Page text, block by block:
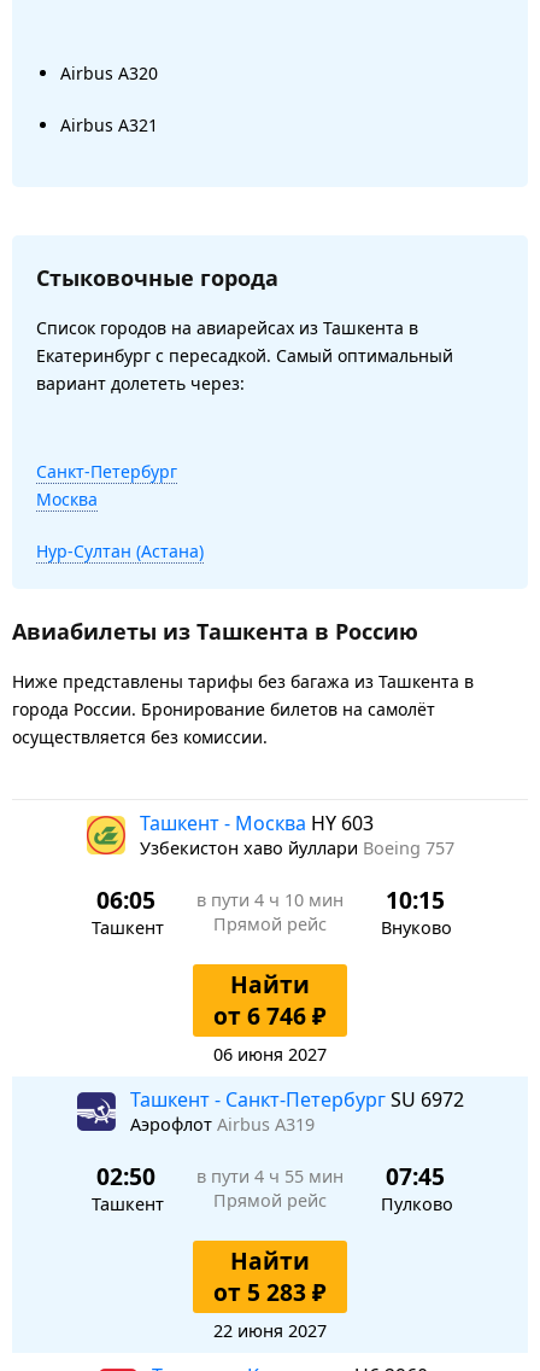
Airbus A320
Airbus A321
Стыковочные города
Список городов на авиарейсах из Ташкента в
Екатеринбург с пересадкой. Самый оптимальный
вариант долететь через:
Санкт-Петербург
Москва
Нур-Султан (Астана)
Авиабилеты из Ташкента в Россию
Ниже представлены тарифы без багажа из Ташкента в
города России. Бронирование билетов на самолёт
осуществляется без комиссии.
Ташкент - Москва HY 603
Узбекистон хаво йуллари Boeing 757
06:05
Ташкент
в пути 4 ч 10 мин
Прямой рейс
10:15
Внуково
Найти
от 6 746 ₽
06 июня 2027
Ташкент - Санкт-ПетербургSU 6972
Аэрофлот Airbus A319
02:50
Ташкент
в пути 4 ч 55 мин
Прямой рейс
07:45
Пулково
Найти
от 5 283 ₽
22 июня 2027